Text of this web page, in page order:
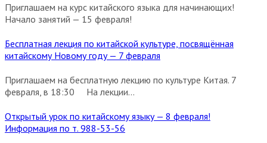
Приглашаем на курс китайского языка для начинающих!
Начало занятий — 15 февраля!
Бесплатная лекция по китайской культуре, посвящённая
китайскому Новому году — 7 февраля
Приглашаем на бесплатную лекцию по культуре Китая. 7
февраля, в 18:30 На лекции...
Открытый урок по китайскому языку — 8 февраля!
Информация по т. 988-53-56